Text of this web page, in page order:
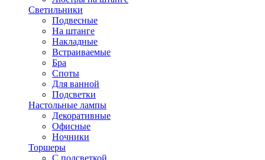
Светильники
Подвесные
На штанге
Накладные
Встраиваемые
Бра
Споты
Для ванной
Подсветки
Настольные лампы
Декоративные
Офисные
Ночники
Торшеры
С подсветкой